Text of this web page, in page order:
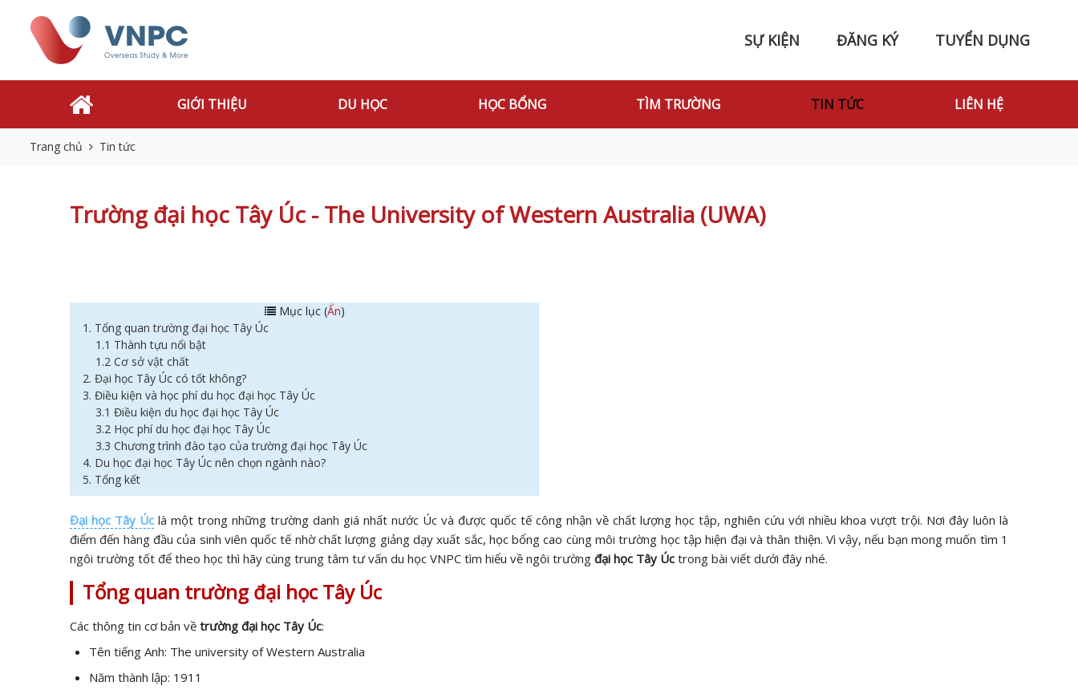
SỰ KIỆN ĐĂNG KÝ TUYỂN DỤNG
GIỚI THIỆU DU HỌC HỌC BỔNG TÌM TRƯỜNG TIN TỨC LIÊN HỆ
Trang chủ Tin tức
Trường đại học Tây Úc - The University of Western Australia (UWA)
Mục lục (Ẩn)
1. Tổng quan trường đại học Tây Úc
1.1 Thành tựu nổi bật
1.2 Cơ sở vật chất
2. Đại học Tây Úc có tốt không?
3. Điều kiện và học phí du học đại học Tây Úc
3.1 Điều kiện du học đại học Tây Úc
3.2 Học phí du học đại học Tây Úc
3.3 Chương trình đào tạo của trường đại học Tây Úc
4. Du học đại học Tây Úc nên chọn ngành nào?
5. Tổng kết
Đại học Tây Úc là một trong những trường danh giá nhất nước Úc và được quốc tế công nhận về chất lượng học tập, nghiên cứu với nhiều khoa vượt trội. Nơi đây luôn là
điểm đến hàng đầu của sinh viên quốc tế nhờ chất lượng giảng dạy xuất sắc, học bổng cao cùng môi trường học tập hiện đại và thân thiện. Vì vậy, nếu bạn mong muốn tìm 1
ngôi trường tốt để theo học thì hãy cùng trung tâm tư vấn du học VNPC tìm hiểu về ngôi trường đại học Tây Úc trong bài viết dưới đây nhé.
Tổng quan trường đại học Tây Úc
Các thông tin cơ bản về trường đại học Tây Úc:
Tên tiếng Anh: The university of Western Australia
Năm thành lập: 1911